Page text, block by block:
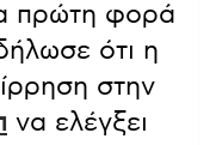
πρώτη φορά
ότι η
στην
να ελέγξει